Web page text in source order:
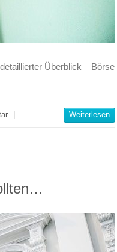
Überblick – Börse
Weiterlesen